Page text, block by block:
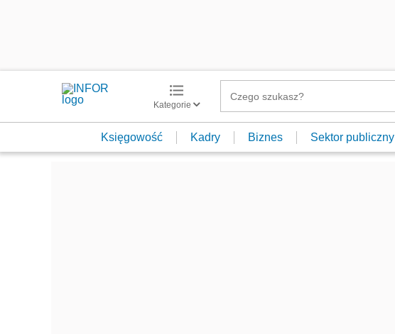
Kategorie
Księgowość Kadry Biznes Sektor publiczny